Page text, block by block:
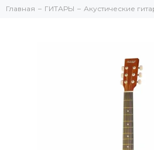
Главная ГИТАРЫ Акустические